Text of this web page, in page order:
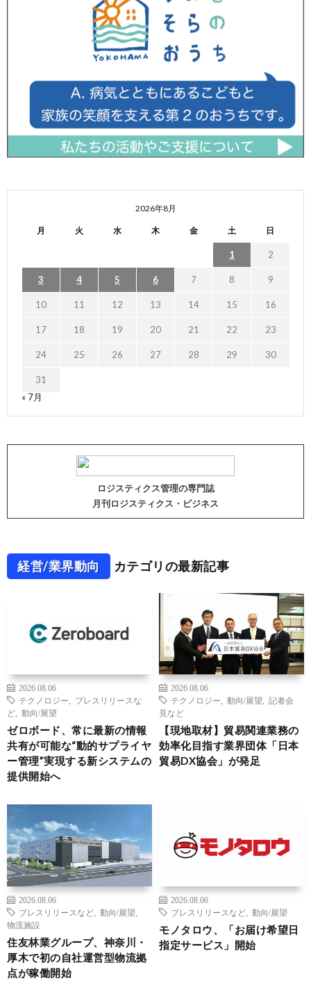
2026年8月
月 火 水 木 金 土 日
1 2
3 4 5 6 7 8 9
10 11 12 13 14 15 16
17 18 19 20 21 22 23
24 25 26 27 28 29 30
31
« 7月
ロジスティクス管理の専門誌
月刊ロジスティクス・ビジネス
経営/業界動向 カテゴリの最新記事
2026.08.06
テクノロジー
プレスリリースな
ど
動向/展望
ゼロボード、常に最新の情報
共有が可能な“動的サプライヤ
ー管理”実現する新システムの
提供開始へ
2026.08.06
テクノロジー
動向/展望
記者会
見など
【現地取材】貿易関連業務の
効率化目指す業界団体「日本
貿易DX協会」が発足
2026.08.06
プレスリリースなど
動向/展望
物流施設
住友林業グループ、神奈川・
厚木で初の自社運営型物流拠
点が稼働開始
2026.08.06
プレスリリースなど
動向/展望
モノタロウ、「お届け希望日
指定サービス」開始